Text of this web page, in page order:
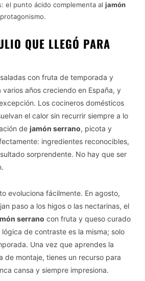
el punto ácido complementa al jamón
QUE LLEGÓ PARA
con fruta de temporada y
años creciendo en España, y
Los cocineros domésticos
el calor sin recurrir siempre a lo
de jamón serrano, picota y
ingredientes reconocibles,
sorprendente. No hay que ser
evoluciona fácilmente. En agosto,
paso a los higos o las nectarinas, el
serrano con fruta y queso curado
de contraste es la misma; solo
Una vez que aprendes la
de montaje, tienes un recurso para
cansa y siempre impresiona.